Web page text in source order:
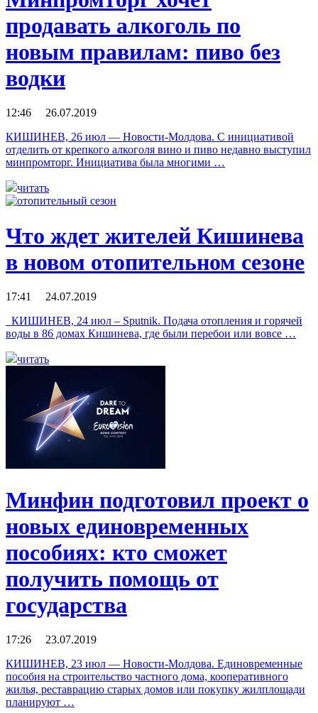
продавать алкоголь по
новым правилам: пиво без
водки
12:46 26.07.2019
КИШИНЕВ, 26 июл — Новости-Молдова. С инициативой
отделить от крепкого алкоголя вино и пиво недавно выступил
минпромторг. Инициатива была многими …
читать
Что ждет жителей Кишинева
в новом отопительном сезоне
17:41 24.07.2019
КИШИНЕВ, 24 июл – Sputnik. Подача отопления и горячей
воды в 86 домах Кишинева, где были перебои или вовсе …
читать
Минфин подготовил проект о
новых единовременных
пособиях: кто сможет
получить помощь от
государства
17:26 23.07.2019
КИШИНЕВ, 23 июл — Новости-Молдова. Единовременные
пособия на строительство частного дома, кооперативного
жилья, реставрацию старых домов или покупку жилплощади
планируют …